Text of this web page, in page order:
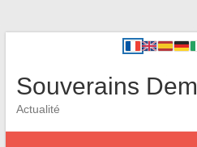
Souverains
Actualité